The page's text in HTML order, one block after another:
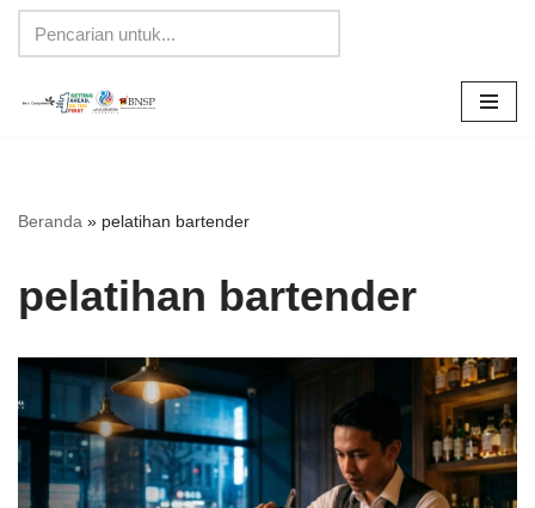
Lompat
Beranda » pelatihan bartender
pelatihan bartender